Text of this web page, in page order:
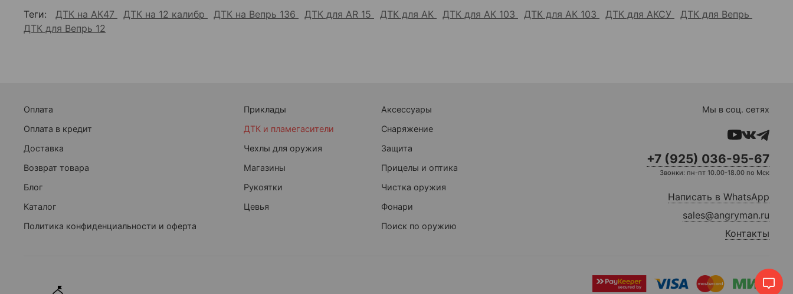
Теги: ДТК на АК47 ДТК на 12 калибр ДТК на Вепрь 136 ДТК для AR 15 ДТК для АК ДТК для АК 103 ДТК для АК 103 ДТК для АКСУ
ДТК для Вепрь
ДТК для Вепрь 12
Оплата
Оплата в кредит
Доставка
Возврат товара
Блог
Каталог
Политика конфиденциальности и оферта
Приклады
ДТК и пламегасители
Чехлы для оружия
Магазины
Рукоятки
Цевья
Аксессуары
Снаряжение
Защита
Прицелы и оптика
Чистка оружия
Фонари
Поиск по оружию
Мы в соц. сетях
+7 (925) 036-95-67
Звонки: пн-пт 10.00-18.00 по Мск
Написать в WhatsApp
sales@angryman.ru
Контакты